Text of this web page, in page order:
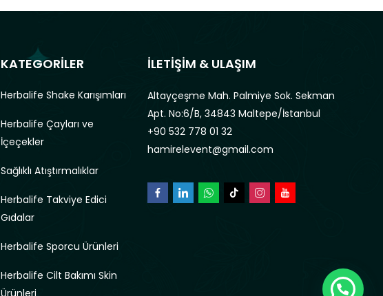
KATEGORİLER
Herbalife Shake Karışımları
Herbalife Çayları ve
İçeçekler
Sağlıklı Atıştırmalıklar
Herbalife Takviye Edici
Gıdalar
Herbalife Sporcu Ürünleri
Herbalife Cilt Bakımı Skin
Ürünleri
İLETİŞİM & ULAŞIM
Altayçeşme Mah. Palmiye Sok. Sekman
Apt. No:6/B, 34843 Maltepe/İstanbul
+90 532 778 01 32
hamirelevent@gmail.com